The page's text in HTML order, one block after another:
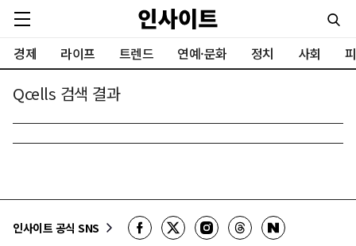
경제 라이프 트렌드 연예·문화 정치 사회
Qcells 검색 결과
인사이트 공식 SNS